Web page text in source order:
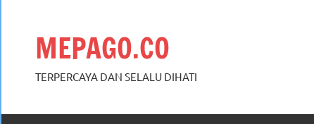
MEPAGO.CO
TERPERCAYA DAN SELALU DIHATI